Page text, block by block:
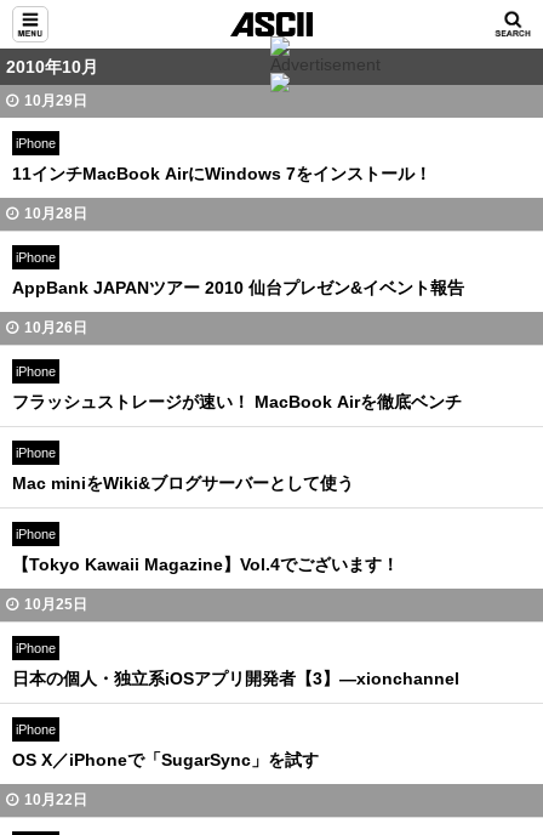
2010年10月
10月29日
iPhone
11インチMacBook AirにWindows 7をインストール！
10月28日
iPhone
AppBank JAPANツアー 2010 仙台プレゼン&イベント報告
10月26日
iPhone
フラッシュストレージが速い！ MacBook Airを徹底ベンチ
iPhone
Mac miniをWiki&ブログサーバーとして使う
iPhone
【Tokyo Kawaii Magazine】Vol.4でございます！
10月25日
iPhone
日本の個人・独立系iOSアプリ開発者【3】—xionchannel
iPhone
OS X／iPhoneで「SugarSync」を試す
10月22日